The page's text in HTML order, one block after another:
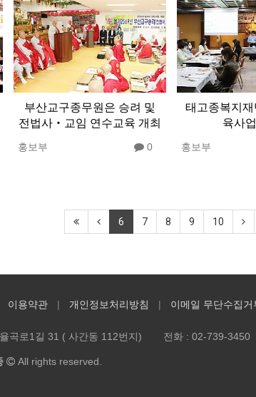
부산교구종무원은 승려 및
전법사‧교임 연수교육 개최
홍보부 0
태고종복지
육사
홍보부
6 7 8 9 10
이용약관 개인정보처리방침 이메일 무단수집거
곡로1길 31 ( 사간동 112번지) 전화 :02-739-3450
All rights reserved.